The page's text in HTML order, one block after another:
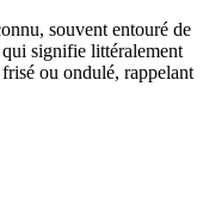
souvent entouré de
signifie littéralement
ou ondulé, rappelant